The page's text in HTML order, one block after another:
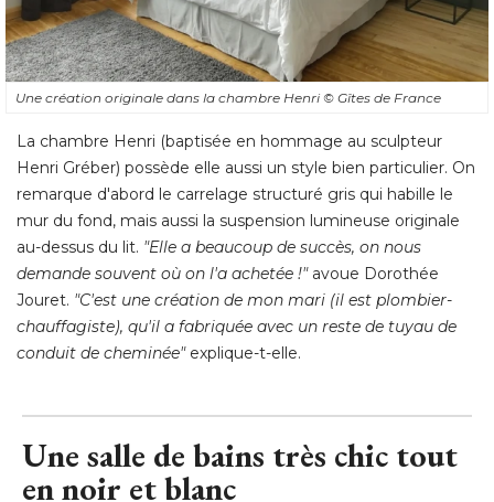
La chambre Henri (baptisée en hommage au sculpteur
Henri Gréber) possède elle aussi un style bien particulier. On
remarque d'abord le carrelage structuré gris qui habille le
au-dessus du lit. "Elle a beaucoup de succès, on nous
demande souvent où on l'a achetée !"avoue Dorothée
Jouret. "C'est une création de mon mari (il est plombier-
chauffagiste), qu'il a fabriquée avec un reste de tuyau de
conduit de cheminée" explique-t-elle.
Une salle de bains très chic tout